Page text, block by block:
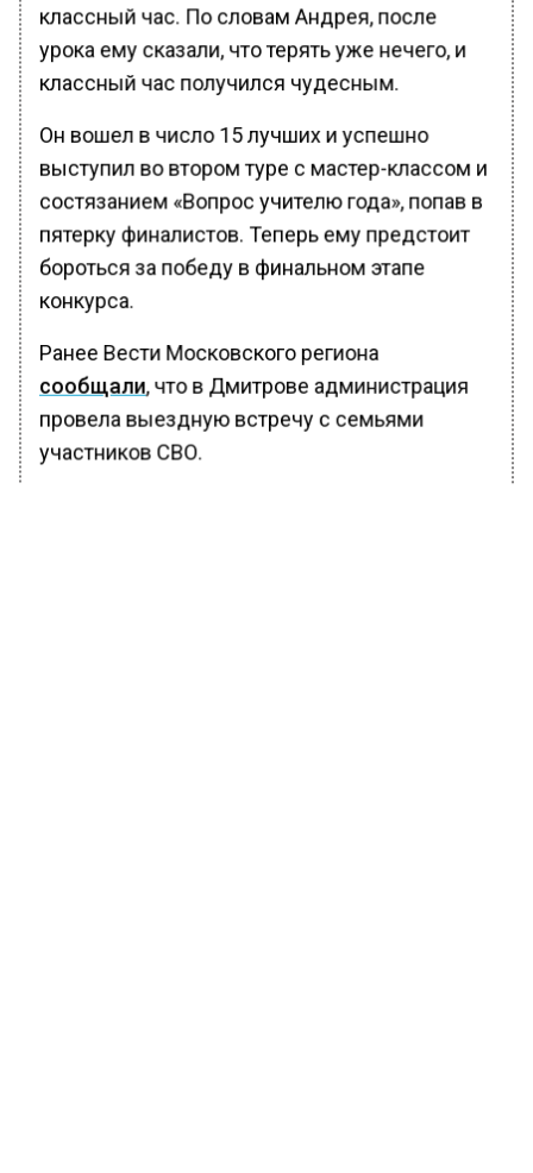
классный час. По словам Андрея, после
урока ему сказали, что терять уже нечего, и
классный час получился чудесным.
Он вошел в число 15 лучших и успешно
выступил во втором туре с мастер-классом и
состязанием «Вопрос учителю года», попав в
пятерку финалистов. Теперь ему предстоит
бороться за победу в финальном этапе
конкурса.
Ранее Вести Московского региона
сообщали, что в Дмитрове администрация
провела выездную встречу с семьями
участников СВО.